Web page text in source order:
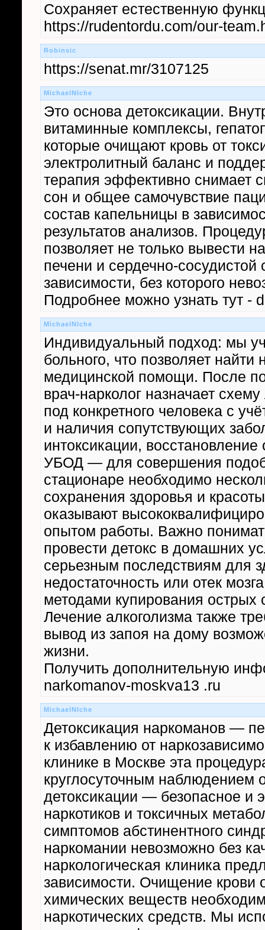
Сохраняет естественную
https://rudentordu.com/our-
Robinsic
https://senat.mr/3107125
MichaelNIche
Это основа детоксикации.
витаминные комплексы,
которые очищают кровь от
электролитный баланс и
терапия эффективно снимает
сон и общее самочувствие
состав капельницы в
результатов анализов.
позволяет не только вывести
печени и сердечно-
зависимости, без которого
Подробнее можно узнать тут -
MichaelNIche
Индивидуальный подход: мы
больного, что позволяет
медицинской помощи. После
врач-нарколог назначает
под конкретного человека с
и наличия сопутствующих
интоксикации,
УБОД — для совершения
стационаре необходимо
сохранения здоровья и
оказывают
опытом работы. Важно
провести детокс в домашних
серьезным последствиям для
недостаточность или отек
методами купирования острых
Лечение алкоголизма также
вывод из запоя на дому
жизни.
Получить дополнительную
narkomanov-moskva13 .ru
MichaelNIche
Детоксикация наркоманов —
к избавлению от
клинике в Москве эта
круглосуточным наблюдением
детоксикации — безопасное и
наркотиков и токсичных
симптомов абстинентного
наркомании невозможно без
наркологическая клиника
зависимости. Очищение крови
химических веществ
наркотических средств. Мы